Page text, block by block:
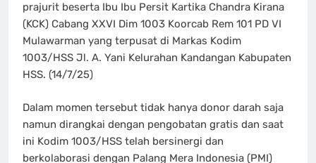
prajurit beserta Ibu Ibu Persit Kartika Chandra Kirana
(KCK) Cabang XXVI Dim 1003 Koorcab Rem 101 PD VI
Mulawarman yang terpusat di Markas Kodim
1003/HSS Jl. A. Yani Kelurahan Kandangan Kabupaten
HSS. (14/7/25)
Dalam momen tersebut tidak hanya donor darah saja
namun dirangkai dengan pengobatan gratis dan saat
ini Kodim 1003/HSS telah bersinergi dan
berkolaborasi dengan Palang Mera Indonesia (PMI)